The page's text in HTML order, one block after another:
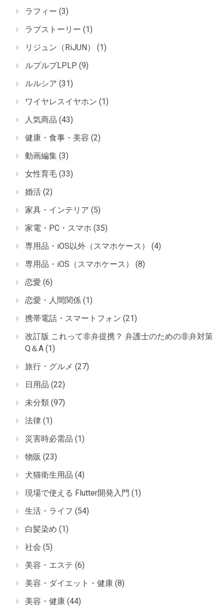
ラフィー (3)
ラブストーリー (1)
リジュン（RiJUN）
(1)
ルプルプLPLP (9)
ルルシア (31)
ワイヤレスイヤホン (1)
人気商品 (43)
健康・食事・美容 (2)
動画編集 (3)
女性育毛 (33)
婚活 (2)
家具・インテリア (5)
家電・PC・スマホ (35)
専用品・iOS以外（スマホケース）
(4)
専用品・iOS（スマホケース）
(8)
恋愛 (6)
恋愛・人間関係 (1)
携帯電話・スマートフォン (21)
改訂版 これって非弁提携？ 弁護士のための非弁対策
Q＆A (1)
旅行・グルメ (27)
日用品 (22)
未分類 (97)
法律 (1)
災害時必需品 (1)
物販 (23)
犬猫衛生用品 (4)
現場で使える Flutter開発入門 (1)
生活・ライフ (54)
白髪染め (1)
社会 (5)
美容・エステ (6)
美容・ダイエット・健康 (8)
美容・健康 (44)